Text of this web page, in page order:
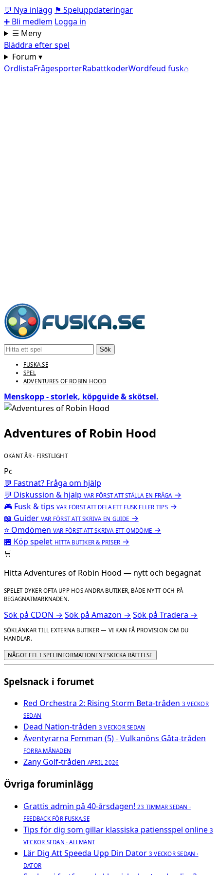
💬 Nya inlägg ⚑ Speluppdateringar
➕ Bli medlem Logga in
☰ Meny
Bläddra efter spel
Forum ▾
OrdlistaFrågesporterRabattkoderWordfeud fusk⌂
Sök
FUSKA.SE
SPEL
ADVENTURES OF ROBIN HOOD
Menskopp - storlek, köpguide & skötsel.
Adventures of Robin Hood
OKÄNT ÅR · FIRSTLIGHT
Pc
💬 Fastnat? Fråga om hjälp
💬 Diskussion & hjälp VAR FÖRST ATT STÄLLA EN FRÅGA →
🎮 Fusk & tips VAR FÖRST ATT DELA ETT FUSK ELLER TIPS →
📖 Guider VAR FÖRST ATT SKRIVA EN GUIDE →
⭐ Omdömen VAR FÖRST ATT SKRIVA ETT OMDÖME →
🏪 Köp spelet HITTA BUTIKER & PRISER →
🛒
Hitta Adventures of Robin Hood — nytt och begagnat
SPELET DYKER OFTA UPP HOS ANDRA BUTIKER, BÅDE NYTT OCH PÅ
BEGAGNATMARKNADEN.
Sök på CDON → Sök på Amazon → Sök på Tradera →
SÖKLÄNKAR TILL EXTERNA BUTIKER — VI KAN FÅ PROVISION OM DU
HANDLAR.
NÅGOT FEL I SPELINFORMATIONEN? SKICKA RÄTTELSE
Spelsnack i forumet
Red Orchestra 2: Rising Storm Beta-tråden 3 VECKOR
SEDAN
Dead Nation-tråden 3 VECKOR SEDAN
Äventyrarna Femman (5) - Vulkanöns Gåta-tråden
FÖRRA MÅNADEN
Zany Golf-tråden APRIL 2026
Övriga foruminlägg
Grattis admin på 40-årsdagen! 23 TIMMAR SEDAN ·
FEEDBACK FÖR FUSKA.SE
Tips för dig som gillar klassiska patiensspel online 3
VECKOR SEDAN · ALLMÄNT
Lär Dig Att Speeda Upp Din Dator 3 VECKOR SEDAN ·
DATOR